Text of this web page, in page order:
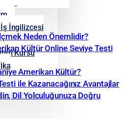
İngilizcesi
Kursu
Neden Önemlidir?
Kültür Online Seviye Testi
Amerikan Kültür?
ile Kazanacağınız Avantajlar
Dil Yolculuğunuza Doğru